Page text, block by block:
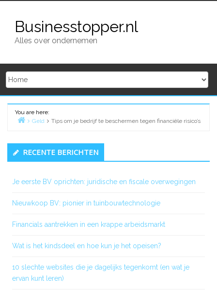
contentBusinesstopper.nl
Alles over ondernemen
You are here:
Geld Tips om je bedrijf te beschermen tegen financiële risico’s
Primary
Sidebar
RECENTE BERICHTEN
Je eerste BV oprichten: juridische en fiscale overwegingen
Nieuwkoop BV: pionier in tuinbouwtechnologie
Financials aantrekken in een krappe arbeidsmarkt
Wat is het kindsdeel en hoe kun je het opeisen?
10 slechte websites die je dagelijks tegenkomt (en wat je
ervan kunt leren)